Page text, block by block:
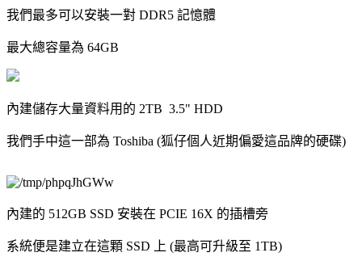
我們最多可以安裝一對 DDR5 記憶體
最大總容量為 64GB
內建儲存大量資料用的 2TB 3.5" HDD
我們手中這一部為 Toshiba (狐仔個人近期偏愛這品牌的硬碟)
內建的 512GB SSD 安裝在 PCIE 16X 的插槽旁
系統便是建立在這顆 SSD 上 (最高可升級至 1TB)